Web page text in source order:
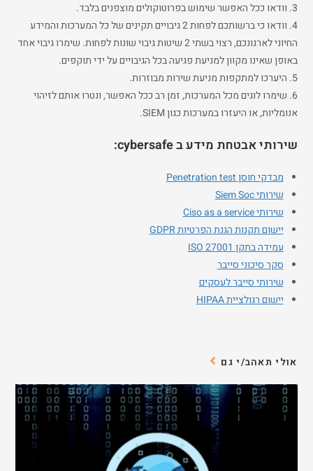
3. וודאו ככל האפשר שימוש בפרוטוקולים מוצפנים בלבד.
4. וודאו כי ברשותכם לפחות 2 גיבויים תקינים של כל המערכות והמידע
החיוני לארגונכם, רצוי בשתי 2 שיטות גיבוי שונות לפחות. שימרו גיבוי אחד
באופן שאינו מקוון למניעת פגיעה בכל הגיבויים על ידי תוקפים.
5. היערכו למתקפות מניעת שירות מבוזרות.
6. שימרו לוגים מכל המערכות, זמן רב ככל האפשר, ונטרו אותם לזיהוי
אנומליות, או היעזרו במערכות כגון SIEM.
שירותי אבטחת מידע ב cybersafe:
מבדקי חוסן Penetration test
שירותי Siem Soc
שירותי Ciso as a service
יישום תקנות הגנת הפרטיות GDPR
עמידה בתקן ISO 27001
סקר סיכוני סייבר
שירותי סייבר לעסקים
יישום רגולציית HIPAA
אולי תאהב/י גם